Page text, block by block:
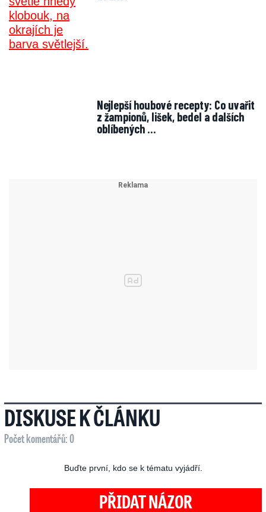
Nejlepší houbové recepty: Co uvařit
z žampionů, lišek, bedel a dalších
oblíbených …
DISKUSE K ČLÁNKU
Počet komentářů: 0
Buďte první, kdo se k tématu vyjádří.
PŘIDAT NÁZOR